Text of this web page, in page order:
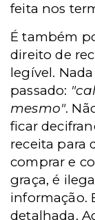
feita nos
É também
direito de
legível.
passado:
mesmo".
ficar
receita para
comprar e
graça, é
informação.
detalhada.